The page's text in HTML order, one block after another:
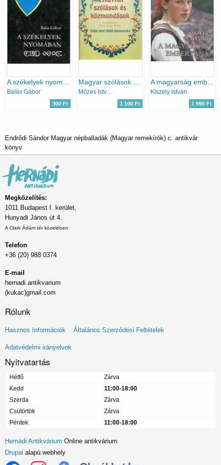
Balás Gábor
300 Ft
Mózes István Miklós (szerk.)
1 100 Ft
A magyarság embertana
Kiszely István
1 990 Ft
Endrődi Sándor Magyar népballadák (Magyar remekírók) c. antikvár
könyv
Megközelítés:
1011 Budapest I. kerület,
Hunyadi János út 4.
A Clark Ádám tér közelében
Telefon
+36 (20) 988 0374
E-mail
hernadi.antikvarium
(kukac)gmail.com
Rólunk
Lábléc
menü
Hasznos Információk Általános Szerződési Feltételek
Adatvédelmi irányelvek
Nyitvatartás
Hétfő
Zárva
Kedd
11:00-18:00
Szerda
Zárva
Csütörtök
Zárva
Péntek
11:00-18:00
Hernádi Antikvárium Online antikvárium
Drupal alapú webhely